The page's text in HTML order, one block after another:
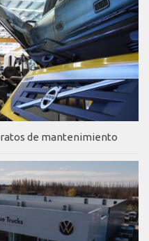
de mantenimiento